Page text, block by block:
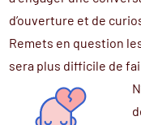
d’ouverture et de
Remets en question
sera plus difficile de